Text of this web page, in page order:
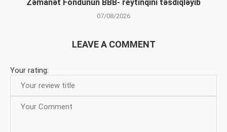
Zəmanət Fondunun BBB- reytinqini təsdiqləyib
07/08/2026
LEAVE A COMMENT
Your rating: